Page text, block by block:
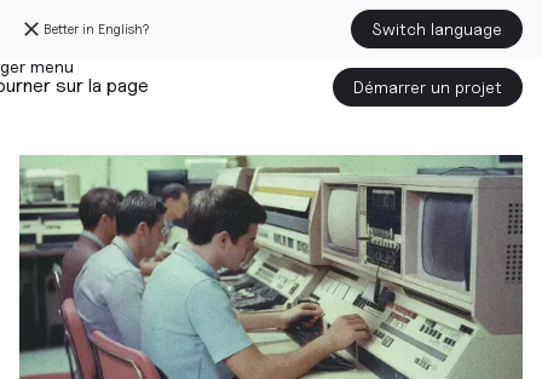
Better in English? Switch language
sur la page Démarrer un projet